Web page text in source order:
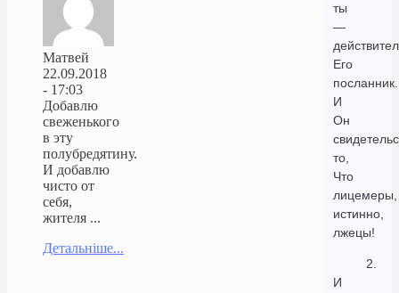
ты
—
Его
посланник.
И
Он
то,
Что
лицемеры,
истинно,
лжецы!
2.
И
Матвей
22.09.2018
- 17:03
Добавлю
свеженького
в эту
полубредятину.
И добавлю
чисто от
себя,
жителя ...
Детальніше...